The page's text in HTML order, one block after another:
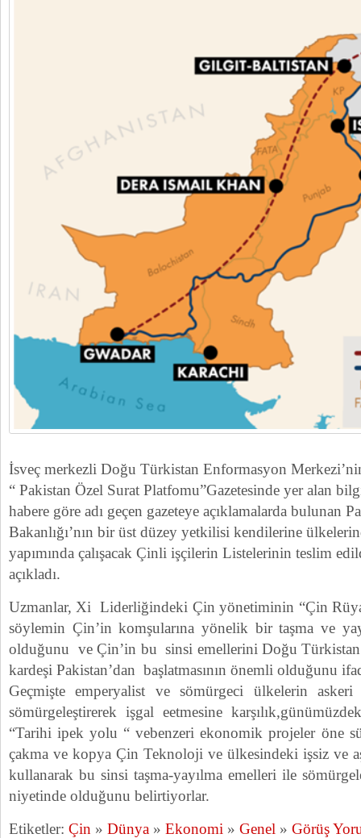
İsveç merkezli Doğu Türkistan Enformasyon
“ Pakistan Özel Surat Platfomu”Gazetesinde yer alan
habere göre adı geçen gazeteye açıklamalarda bulunan
Bakanlığı’nın bir üst düzey yetkilisi kendilerine
yapımında çalışacak Çinli işçilerin Listelerinin teslim
açıkladı.
Uzmanlar, Xi Liderliğindeki Çin yönetiminin “Çin
söylemin Çin’in komşularına yönelik bir taşma ve
olduğunu ve Çin’in bu sinsi emellerini Doğu
kardeşi Pakistan’dan başlatmasının önemli olduğunu
Geçmişte emperyalist ve sömürgeci ülkelerin
sömürgeleştirerek işgal eetmesine
“Tarihi ipek yolu “ vebenzeri ekonomik projeler öne
çakma ve kopya Çin Teknoloji ve ülkesindeki işsiz ve
kullanarak bu sinsi taşma-yayılma emelleri ile
niyetinde olduğunu belirtiyorlar.
Etiketler: Çin » Dünya » Ekonomi » Genel » Görüş